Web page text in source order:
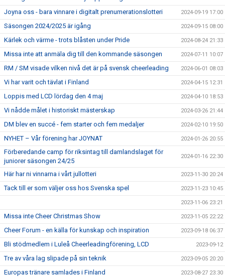
Joyna oss - bara vinnare i digitalt prenumerationslotteri 2024-09-19 17:00
Säsongen 2024/2025 är igång 2024-09-15 08:00
Kärlek och värme - trots blåsten under Pride 2024-08-24 21:33
Missa inte att anmäla dig till den kommande säsongen 2024-07-11 10:07
RM / SM visade vilken nivå det är på svensk cheerleading 2024-06-01 08:03
Vi har varit och tävlat i Finland 2024-04-15 12:31
Loppis med LCD lördag den 4 maj 2024-04-10 18:53
Vi nådde målet i historiskt mästerskap 2024-03-26 21:44
DM blev en succé - fem starter och fem medaljer 2024-02-10 19:50
NYHET – Vår förening har JOYNAT 2024-01-26 20:55
Förberedande camp för riksintag till damlandslaget för
juniorer säsongen 24/25
2024-01-16 22:30
Här har ni vinnarna i vårt jullotteri 2023-11-30 20:24
Tack till er som väljer oss hos Svenska spel 2023-11-23 10:45
2023-11-06 23:21
Missa inte Cheer Christmas Show 2023-11-05 22:22
Cheer Forum - en källa för kunskap och inspiration 2023-09-18 06:37
Bli stödmedlem i Luleå Cheerleadingförening, LCD 2023-09-12
Tre av våra lag slipade på sin teknik 2023-09-05 20:20
Europas tränare samlades i Finland 2023-08-27 23:30